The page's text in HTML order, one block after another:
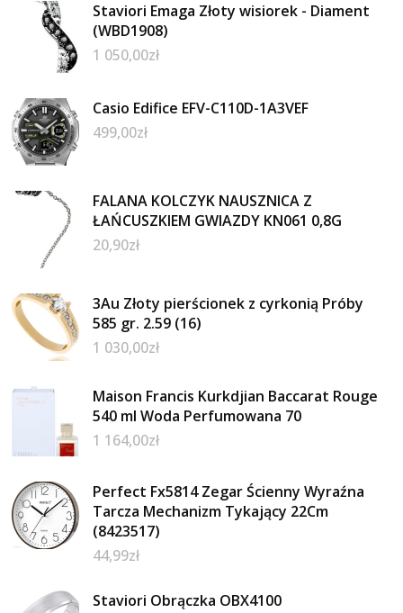
Staviori Emaga Złoty wisiorek - Diament
(WBD1908)
1 050,00zł
Casio Edifice EFV-C110D-1A3VEF
499,00zł
FALANA KOLCZYK NAUSZNICA Z
ŁAŃCUSZKIEM GWIAZDY KN061 0,8G
20,90zł
3Au Złoty pierścionek z cyrkonią Próby
585 gr. 2.59 (16)
1 030,00zł
Maison Francis Kurkdjian Baccarat Rouge
540 ml Woda Perfumowana 70
1 164,00zł
Perfect Fx5814 Zegar Ścienny Wyraźna
Tarcza Mechanizm Tykający 22Cm
(8423517)
44,99zł
Staviori Obrączka OBX4100